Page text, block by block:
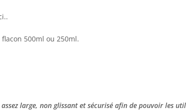
500ml ou250ml.
large, non glissant et sécurisé afin de pouvoir les